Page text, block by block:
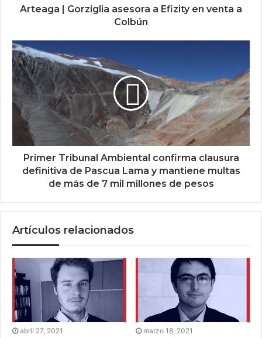
Arteaga | Gorziglia asesora a Efizity en venta a
Colbún
Primer Tribunal Ambiental confirma clausura
definitiva de Pascua Lama y mantiene multas
de más de 7 mil millones de pesos
Artículos relacionados
abril 27, 2021 marzo 18, 2021